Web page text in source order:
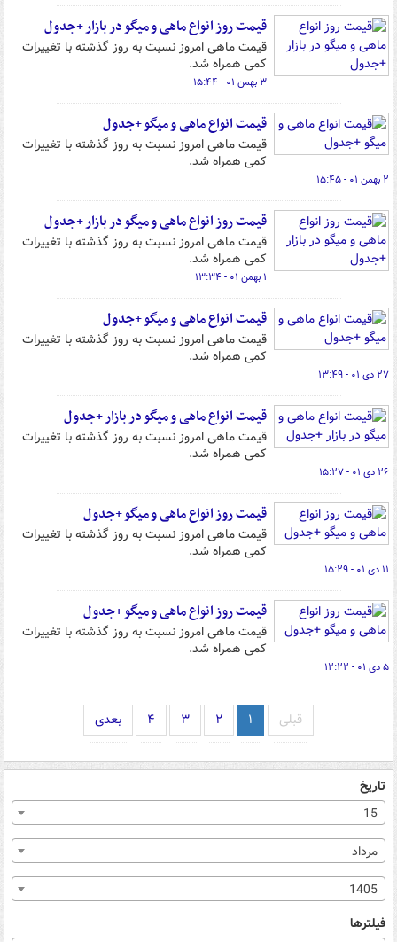
قیمت روز انواع ماهی و میگو در بازار +جدول
قیمت ماهی امروز نسبت به روز گذشته با تغییرات
کمی همراه شد.
۳ بهمن ۰۱ - ۱۵:۴۴
قیمت انواع ماهی و میگو +جدول
قیمت ماهی امروز نسبت به روز گذشته با تغییرات
کمی همراه شد.
۲ بهمن ۰۱ - ۱۵:۴۵
قیمت روز انواع ماهی و میگو در بازار +جدول
قیمت ماهی امروز نسبت به روز گذشته با تغییرات
کمی همراه شد.
۱ بهمن ۰۱ - ۱۳:۳۴
قیمت انواع ماهی و میگو +جدول
قیمت ماهی امروز نسبت به روز گذشته با تغییرات
کمی همراه شد.
۲۷ دی ۰۱ - ۱۳:۴۹
قیمت انواع ماهی و میگو در بازار +جدول
قیمت ماهی امروز نسبت به روز گذشته با تغییرات
کمی همراه شد.
۲۶ دی ۰۱ - ۱۵:۲۷
قیمت روز انواع ماهی و میگو +جدول
قیمت ماهی امروز نسبت به روز گذشته با تغییرات
کمی همراه شد.
۱۱ دی ۰۱ - ۱۵:۲۹
قیمت روز انواع ماهی و میگو +جدول
قیمت ماهی امروز نسبت به روز گذشته با تغییرات
کمی همراه شد.
۵ دی ۰۱ - ۱۲:۲۲
قبلی ۱ ۲ ۳ ۴ بعدی
تاریخ
15
مرداد
1405
فیلترها